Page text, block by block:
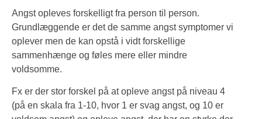
Angst opleves forskelligt fra person til person.
Grundlæggende er det de samme angst symptomer vi
oplever men de kan opstå i vidt forskellige
sammenhænge og føles mere eller mindre
voldsomme.
Fx er der stor forskel på at opleve angst på niveau 4
(på en skala fra 1-10, hvor 1 er svag angst, og 10 er